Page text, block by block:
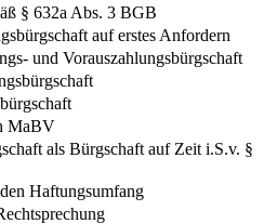
§ 632a Abs. 3 BGB
auf erstes Anfordern
und Vorauszahlungsbürgschaft
MaBV
als Bürgschaft auf Zeit i.S.v. §
Haftungsumfang